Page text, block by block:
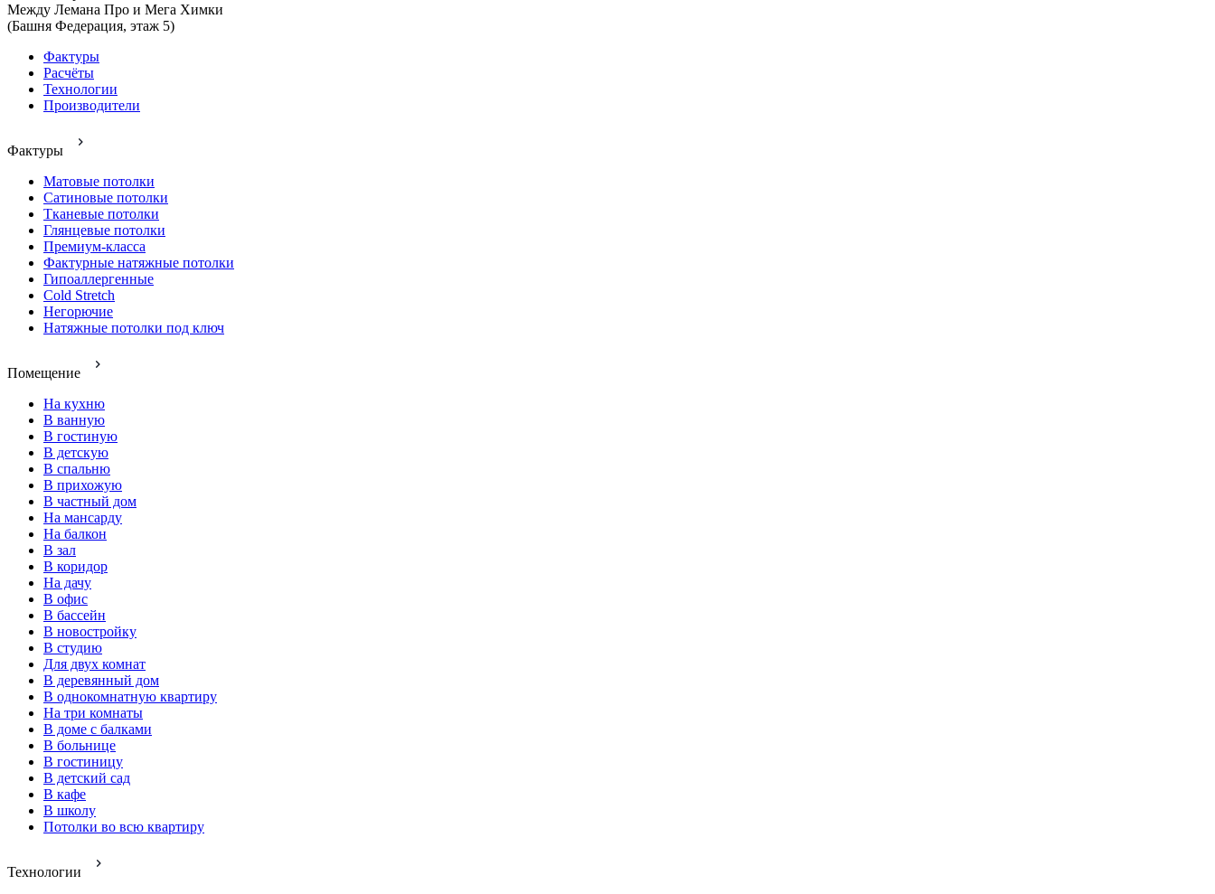
Между Лемана Про и Мега Химки
(Башня Федерация, этаж 5)
Фактуры
Расчёты
Технологии
Производители
Фактуры
Матовые потолки
Сатиновые потолки
Тканевые потолки
Глянцевые потолки
Премиум-класса
Фактурные натяжные потолки
Гипоаллергенные
Cold Stretch
Негорючие
Натяжные потолки под ключ
Помещение
На кухню
В ванную
В гостиную
В детскую
В спальню
В прихожую
В частный дом
На мансарду
На балкон
В зал
В коридор
На дачу
В офис
В бассейн
В новостройку
В студию
Для двух комнат
В деревянный дом
В однокомнатную квартиру
На три комнаты
В доме с балками
В больнице
В гостиницу
В детский сад
В кафе
В школу
Потолки во всю квартиру
Технологии